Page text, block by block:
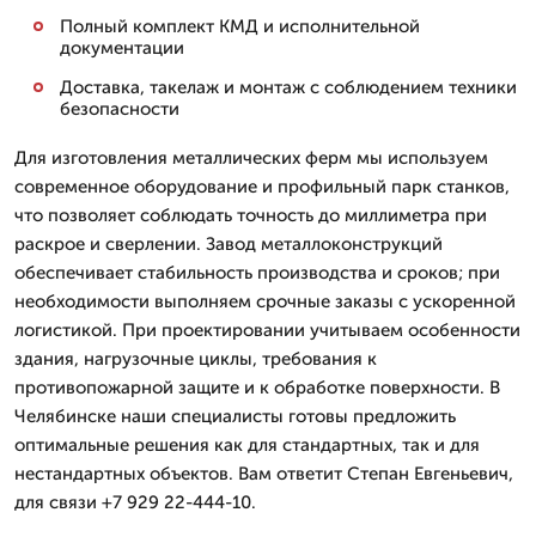
Полный комплект КМД и исполнительной
документации
Доставка, такелаж и монтаж с соблюдением техники
безопасности
Для изготовления металлических ферм мы используем
современное оборудование и профильный парк станков,
что позволяет соблюдать точность до миллиметра при
раскрое и сверлении. Завод металлоконструкций
обеспечивает стабильность производства и сроков; при
необходимости выполняем срочные заказы с ускоренной
логистикой. При проектировании учитываем особенности
здания, нагрузочные циклы, требования к
противопожарной защите и к обработке поверхности. В
Челябинске наши специалисты готовы предложить
оптимальные решения как для стандартных, так и для
нестандартных объектов. Вам ответит Степан Евгеньевич,
для связи +7 929 22-444-10.